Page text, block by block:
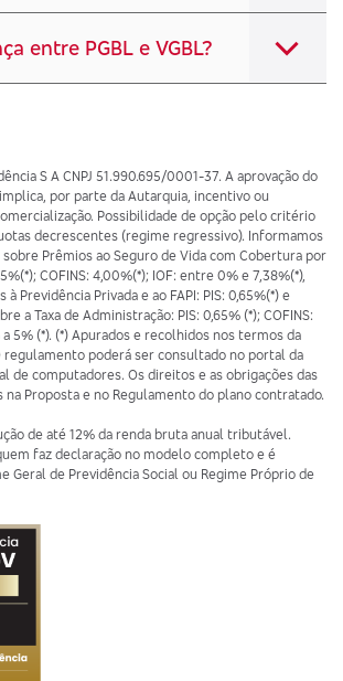
entre PGBL e VGBL?
S A CNPJ 51.990.695/0001-37. A aprovação do
por parte da Autarquia, incentivo ou
Possibilidade de opção pelo critério
decrescentes (regime regressivo). Informamos
Prêmios ao Seguro de Vida com Cobertura por
COFINS: 4,00%(*); IOF: entre 0% e 7,38%(*),
Previdência Privada e ao FAPI: PIS: 0,65%(*) e
a Taxa de Administração: PIS: 0,65% (*); COFINS:
a 5% (*). (*) Apurados e recolhidos nos termos da
regulamento poderá ser consultado no portal da
de computadores. Os direitos e as obrigações das
Proposta e no Regulamento do plano contratado.
de até 12% da renda bruta anual tributável.
faz declaração no modelo completo e é
Geral de Previdência Social ou Regime Próprio de